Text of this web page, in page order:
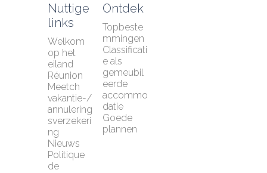
Nuttige
links
Welkom
op het
eiland
Réunion
Meetch
vakantie-/
annulering
sverzekeri
ng
Nieuws
Politique
de
Ontdek
Topbeste
mmingen
Classificati
e als
gemeubil
eerde
accommo
datie
Goede
plannen